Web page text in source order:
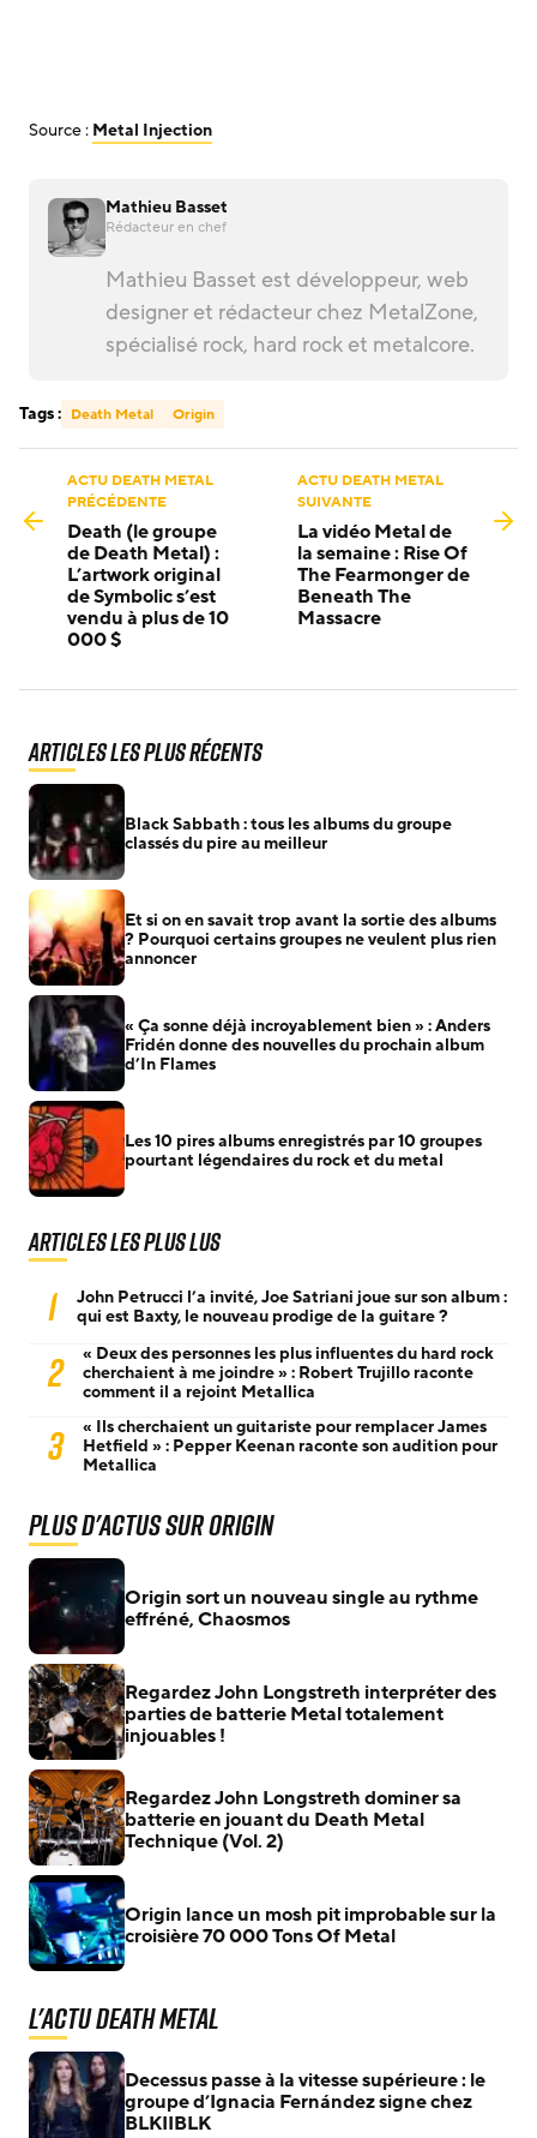
Source : Metal Injection
Mathieu Basset
Rédacteur en chef
Mathieu Basset est développeur, web
designer et rédacteur chez MetalZone,
spécialisé rock, hard rock et metalcore.
Tags : Death Metal Origin
ACTU DEATH METAL
PRÉCÉDENTE
Death (le groupe
de Death Metal) :
L’artwork original
de Symbolic s’est
vendu à plus de 10
000 $
ACTU DEATH METAL
SUIVANTE
La vidéo Metal de
la semaine : Rise Of
The Fearmonger de
Beneath The
Massacre
Articles les plus récents
Black Sabbath : tous les albums du groupe
classés du pire au meilleur
Et si on en savait trop avant la sortie des albums
? Pourquoi certains groupes ne veulent plus rien
annoncer
« Ça sonne déjà incroyablement bien » : Anders
Fridén donne des nouvelles du prochain album
d’In Flames
Les 10 pires albums enregistrés par 10 groupes
pourtant légendaires du rock et du metal
Articles les plus lus
1
John Petrucci l’a invité, Joe Satriani joue sur son album :
qui est Baxty, le nouveau prodige de la guitare ?
2
« Deux des personnes les plus influentes du hard rock
cherchaient à me joindre » : Robert Trujillo raconte
comment il a rejoint Metallica
3
« Ils cherchaient un guitariste pour remplacer James
Hetfield » : Pepper Keenan raconte son audition pour
Metallica
Plus d'actus sur Origin
Origin sort un nouveau single au rythme
effréné, Chaosmos
Regardez John Longstreth interpréter des
parties de batterie Metal totalement
injouables !
Regardez John Longstreth dominer sa
batterie en jouant du Death Metal
Technique (Vol. 2)
Origin lance un mosh pit improbable sur la
croisière 70 000 Tons Of Metal
L'actu Death Metal
Decessus passe à la vitesse supérieure : le
groupe d’Ignacia Fernández signe chez
BLKIIBLK